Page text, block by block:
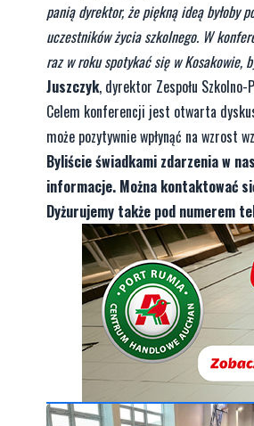
panią dyrektor, że piękną ideą byłoby
uczestników życia szkolnego. W
raz w roku spotykać się w
Juszczyk, dyrektor Zespołu Szkolno-
Celem konferencji jest otwarta
może pozytywnie wpłynąć na wzrost
Byliście świadkami zdarzenia w
informacje. Można kontaktować
Dyżurujemy także pod numerem